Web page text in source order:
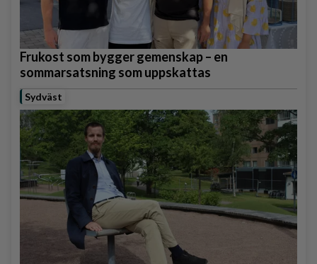
Frukost som bygger gemenskap – en
sommarsatsning som uppskattas
Sydväst